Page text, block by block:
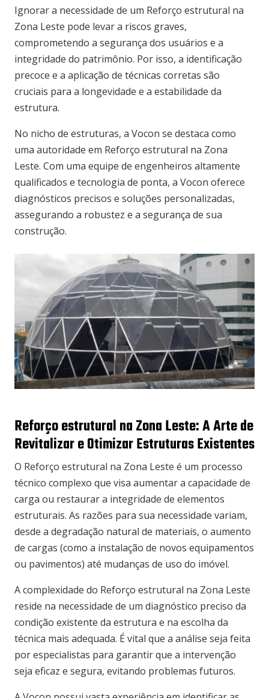
Ignorar a necessidade de um Reforço estrutural na
Zona Leste pode levar a riscos graves,
comprometendo a segurança dos usuários e a
integridade do patrimônio. Por isso, a identificação
precoce e a aplicação de técnicas corretas são
cruciais para a longevidade e a estabilidade da
estrutura.
No nicho de estruturas, a Vocon se destaca como
uma autoridade em Reforço estrutural na Zona
Leste. Com uma equipe de engenheiros altamente
qualificados e tecnologia de ponta, a Vocon oferece
diagnósticos precisos e soluções personalizadas,
assegurando a robustez e a segurança de sua
construção.
Reforço estrutural na Zona Leste: A Arte de
Revitalizar e Otimizar Estruturas Existentes
O Reforço estrutural na Zona Leste é um processo
técnico complexo que visa aumentar a capacidade de
carga ou restaurar a integridade de elementos
estruturais. As razões para sua necessidade variam,
desde a degradação natural de materiais, o aumento
de cargas (como a instalação de novos equipamentos
ou pavimentos) até mudanças de uso do imóvel.
A complexidade do Reforço estrutural na Zona Leste
reside na necessidade de um diagnóstico preciso da
condição existente da estrutura e na escolha da
técnica mais adequada. É vital que a análise seja feita
por especialistas para garantir que a intervenção
seja eficaz e segura, evitando problemas futuros.